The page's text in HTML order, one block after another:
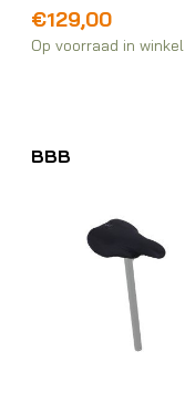
€129,00
Op voorraad in winkel
BBB